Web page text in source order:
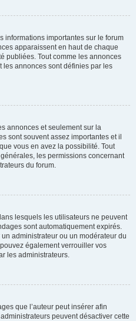
informations importantes sur le forum
apparaissent en haut de chaque
publiées. Tout comme les annonces
annonces sont définies par les
annonces et seulement sur la
sont souvent assez importantes et il
vous en avez la possibilité. Tout
les permissions concernant
du forum.
lesquels les utilisateurs ne peuvent
sont automatiquement expirés.
administrateur ou un modérateur du
également verrouiller vos
les administrateurs.
que l’auteur peut insérer afin
peuvent désactiver cette